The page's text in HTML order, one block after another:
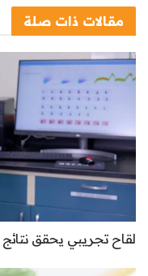
مقالات ذات صلة
لقاح تجريبي يحقق